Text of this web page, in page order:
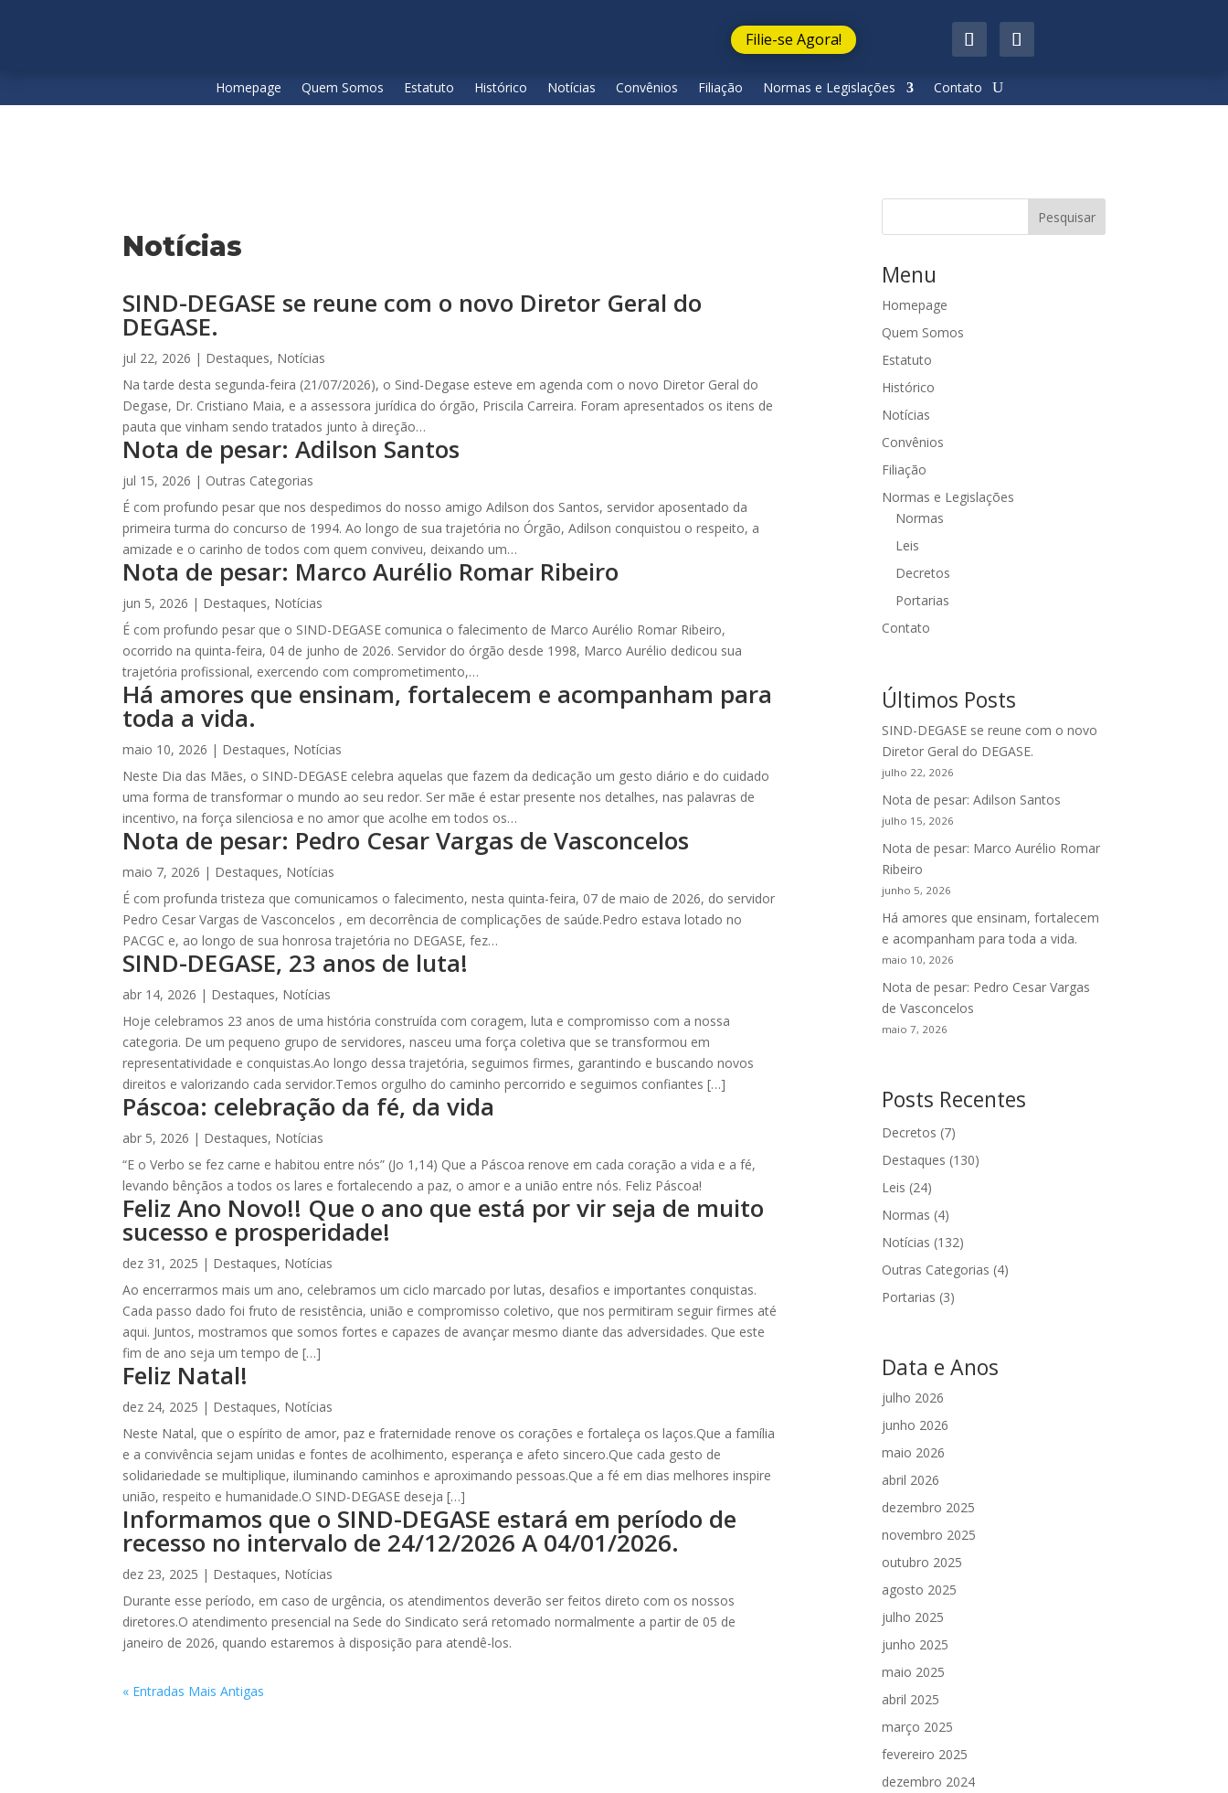
Filie-se Agora!
Homepage Quem Somos Estatuto Histórico Notícias Convênios Filiação Normas e Legislações Contato
Notícias
SIND-DEGASE se reune com o novo Diretor Geral do
DEGASE.
jul 22, 2026 | Destaques, Notícias
Na tarde desta segunda-feira (21/07/2026), o Sind-Degase esteve em agenda com o novo Diretor Geral do
Degase, Dr. Cristiano Maia, e a assessora jurídica do órgão, Priscila Carreira. Foram apresentados os itens de
pauta que vinham sendo tratados junto à direção…
Nota de pesar: Adilson Santos
jul 15, 2026 | Outras Categorias
É com profundo pesar que nos despedimos do nosso amigo Adilson dos Santos, servidor aposentado da
primeira turma do concurso de 1994. Ao longo de sua trajetória no Órgão, Adilson conquistou o respeito, a
amizade e o carinho de todos com quem conviveu, deixando um…
Nota de pesar: Marco Aurélio Romar Ribeiro
jun 5, 2026 | Destaques, Notícias
É com profundo pesar que o SIND-DEGASE comunica o falecimento de Marco Aurélio Romar Ribeiro,
ocorrido na quinta-feira, 04 de junho de 2026. Servidor do órgão desde 1998, Marco Aurélio dedicou sua
trajetória profissional, exercendo com comprometimento,…
Há amores que ensinam, fortalecem e acompanham para
toda a vida.
maio 10, 2026 | Destaques, Notícias
Neste Dia das Mães, o SIND-DEGASE celebra aquelas que fazem da dedicação um gesto diário e do cuidado
uma forma de transformar o mundo ao seu redor. Ser mãe é estar presente nos detalhes, nas palavras de
incentivo, na força silenciosa e no amor que acolhe em todos os…
Nota de pesar: Pedro Cesar Vargas de Vasconcelos
maio 7, 2026 | Destaques, Notícias
É com profunda tristeza que comunicamos o falecimento, nesta quinta-feira, 07 de maio de 2026, do servidor
Pedro Cesar Vargas de Vasconcelos , em decorrência de complicações de saúde.Pedro estava lotado no
PACGC e, ao longo de sua honrosa trajetória no DEGASE, fez…
SIND-DEGASE, 23 anos de luta!
abr 14, 2026 | Destaques, Notícias
Hoje celebramos 23 anos de uma história construída com coragem, luta e compromisso com a nossa
categoria. De um pequeno grupo de servidores, nasceu uma força coletiva que se transformou em
representatividade e conquistas.Ao longo dessa trajetória, seguimos firmes, garantindo e buscando novos
direitos e valorizando cada servidor.Temos orgulho do caminho percorrido e seguimos confiantes […]
Páscoa: celebração da fé, da vida
abr 5, 2026 | Destaques, Notícias
“E o Verbo se fez carne e habitou entre nós” (Jo 1,14) Que a Páscoa renove em cada coração a vida e a fé,
levando bênçãos a todos os lares e fortalecendo a paz, o amor e a união entre nós. Feliz Páscoa!
Feliz Ano Novo!! Que o ano que está por vir seja de muito
sucesso e prosperidade!
dez 31, 2025 | Destaques, Notícias
Ao encerrarmos mais um ano, celebramos um ciclo marcado por lutas, desafios e importantes conquistas.
Cada passo dado foi fruto de resistência, união e compromisso coletivo, que nos permitiram seguir firmes até
aqui. Juntos, mostramos que somos fortes e capazes de avançar mesmo diante das adversidades. Que este
fim de ano seja um tempo de […]
Feliz Natal!
dez 24, 2025 | Destaques, Notícias
Neste Natal, que o espírito de amor, paz e fraternidade renove os corações e fortaleça os laços.Que a família
e a convivência sejam unidas e fontes de acolhimento, esperança e afeto sincero.Que cada gesto de
solidariedade se multiplique, iluminando caminhos e aproximando pessoas.Que a fé em dias melhores inspire
união, respeito e humanidade.O SIND-DEGASE deseja […]
Informamos que o SIND-DEGASE estará em período de
recesso no intervalo de 24/12/2026 A 04/01/2026.
dez 23, 2025 | Destaques, Notícias
Durante esse período, em caso de urgência, os atendimentos deverão ser feitos direto com os nossos
diretores.O atendimento presencial na Sede do Sindicato será retomado normalmente a partir de 05 de
janeiro de 2026, quando estaremos à disposição para atendê-los.
« Entradas Mais Antigas
Pesquisar
Menu
Homepage
Quem Somos
Estatuto
Histórico
Notícias
Convênios
Filiação
Normas e Legislações
Normas
Leis
Decretos
Portarias
Contato
Últimos Posts
SIND-DEGASE se reune com o novo
Diretor Geral do DEGASE.
julho 22, 2026
Nota de pesar: Adilson Santos
julho 15, 2026
Nota de pesar: Marco Aurélio Romar
Ribeiro
junho 5, 2026
Há amores que ensinam, fortalecem
e acompanham para toda a vida.
maio 10, 2026
Nota de pesar: Pedro Cesar Vargas
de Vasconcelos
maio 7, 2026
Posts Recentes
Decretos (7)
Destaques (130)
Leis (24)
Normas (4)
Notícias (132)
Outras Categorias (4)
Portarias (3)
Data e Anos
julho 2026
junho 2026
maio 2026
abril 2026
dezembro 2025
novembro 2025
outubro 2025
agosto 2025
julho 2025
junho 2025
maio 2025
abril 2025
março 2025
fevereiro 2025
dezembro 2024